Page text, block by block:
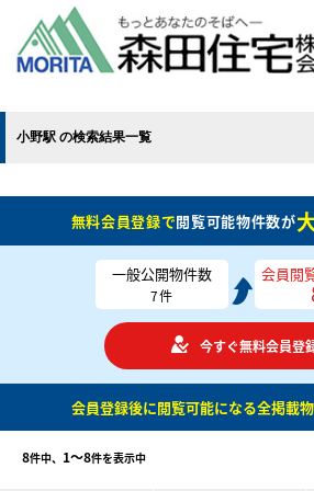
小野駅 の検索結果一覧
無料会員登録で閲覧可能物件数が
一般公開物件数
7件
会員閲
今すぐ無料会員登
会員登録後に閲覧可能になる全掲載
8件中、 1〜8件を表示中